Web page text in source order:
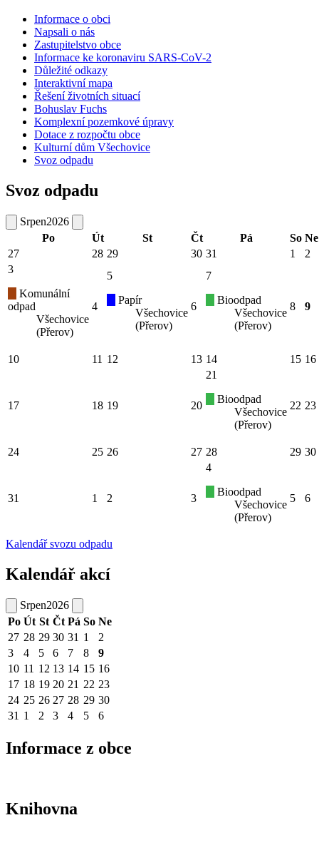
Informace o obci
Napsali o nás
Zastupitelstvo obce
Informace ke koronaviru SARS-CoV-2
Důležité odkazy
Interaktivní mapa
Řešení životních situací
Bohuslav Fuchs
Komplexní pozemkové úpravy
Dotace z rozpočtu obce
Kulturní dům Všechovice
Svoz odpadu
Svoz odpadu
Srpen2026
Po
Út St Čt Pá So Ne
27
28 29 30 31 1
2
3
Komunální
odpad
Všechovice
(Přerov)
4
5
Papír
Všechovice
(Přerov)
6
7
Bioodpad
Všechovice
(Přerov)
8 9
10 11 12 13 14 15 16
17 18 19 20
21
Bioodpad
Všechovice
(Přerov)
22 23
24 25 26 27 28 29 30
31 1 2 3
4
Bioodpad
Všechovice
(Přerov)
5 6
Kalendář svozu odpadu
Kalendář akcí
Srpen2026
Po Út St Čt Pá So Ne
27 28 29 30 31 1
2
3
4 5 6 7 8
9
10 11 12 13 14 15 16
17 18 19 20 21 22 23
24 25 26 27 28 29 30
31 1 2 3 4 5 6
Informace z obce
Knihovna